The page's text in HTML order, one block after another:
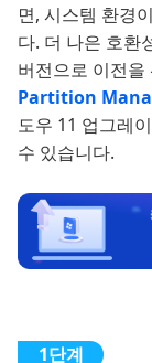
면, 시스템 환경
다. 더 나은 호환
버전으로 이전
Partition
도우 11 업그레
수 있습니다.